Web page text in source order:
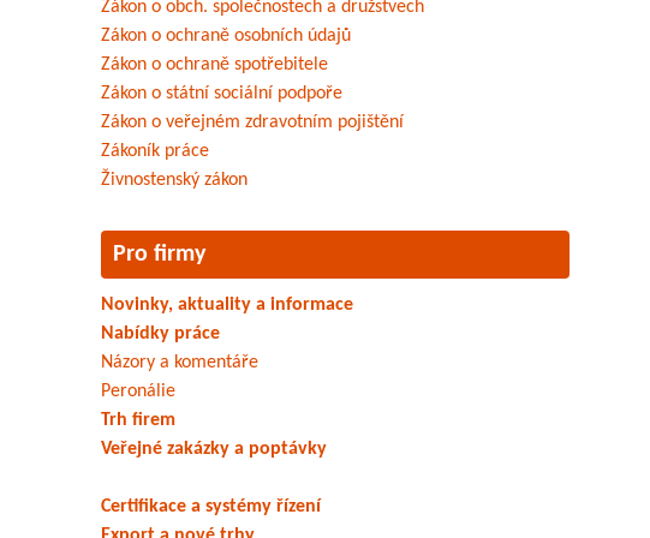
Zákon o obch. společnostech a družstvech
Zákon o ochraně osobních údajů
Zákon o ochraně spotřebitele
Zákon o státní sociální podpoře
Zákon o veřejném zdravotním pojištění
Zákoník práce
Živnostenský zákon
Pro firmy
Novinky, aktuality a informace
Nabídky práce
Názory a komentáře
Peronálie
Trh firem
Veřejné zakázky a poptávky
Certifikace a systémy řízení